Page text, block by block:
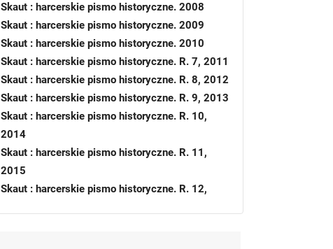
Skaut : harcerskie pismo historyczne. 2008
Skaut : harcerskie pismo historyczne. 2009
Skaut : harcerskie pismo historyczne. 2010
Skaut : harcerskie pismo historyczne. R. 7, 2011
Skaut : harcerskie pismo historyczne. R. 8, 2012
Skaut : harcerskie pismo historyczne. R. 9, 2013
Skaut : harcerskie pismo historyczne. R. 10,
2014
Skaut : harcerskie pismo historyczne. R. 11,
2015
Skaut : harcerskie pismo historyczne. R. 12,